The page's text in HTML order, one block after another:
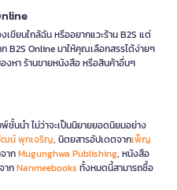
ขียนใกล้ฉัน หรืออยากแวะร้าน B2S แต่
ก B2S Online มาให้คุณเลือกสรรได้ง่ายๆ
หา ร้านขายหนังสือ หรือสินค้าอื่นๆ
ชั้นนำ ไม่ว่าจะเป็นนิยายยอดนิยมอย่าง
ฒน์ พุกเจริญ, นิตยสารอัปเดตจากเพ็ญ
ากMugunghwa Publishing, หนังสือ
ากNanmeebooks ทั้งหมดนี้สามารถซื้อ